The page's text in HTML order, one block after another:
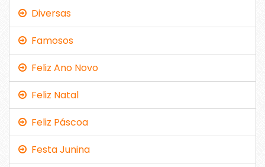
Diversas
Famosos
Feliz Ano Novo
Feliz Natal
Feliz Páscoa
Festa Junina